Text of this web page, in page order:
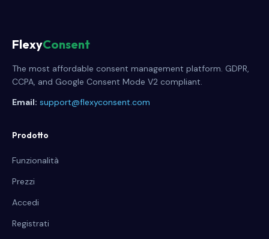
FlexyConsent
The most affordable consent management platform. GDPR,
CCPA, and Google Consent Mode V2 compliant.
Email: support@flexyconsent.com
Prodotto
Funzionalità
Prezzi
Accedi
Registrati